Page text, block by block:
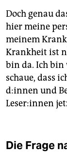
Doch genau
hier meine
meinem
Krankheit ist
bin da. Ich bin
schaue, dass
d:in­nen und
Le­se­r:in­nen
Die Frage